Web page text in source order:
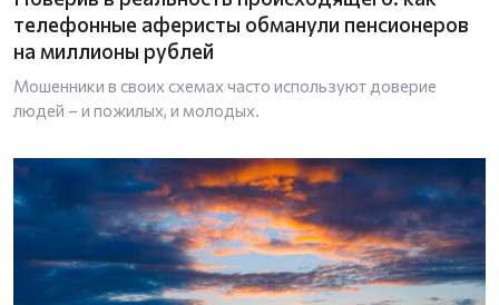
телефонные аферисты обманули пенсионеров
на миллионы рублей
Мошенники в своих схемах часто используют доверие
людей – и пожилых, и молодых.